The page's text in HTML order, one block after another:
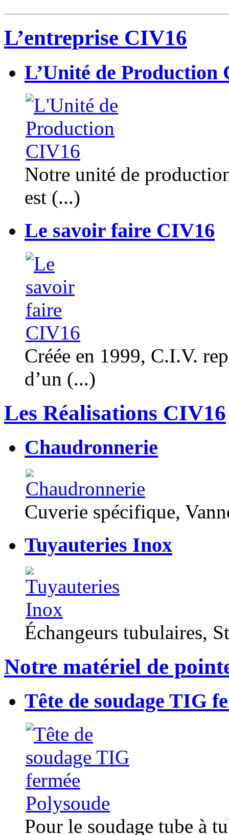
L’entreprise CIV16
L’Unité de Production
Notre unité de
est (...)
Le savoir faire CIV16
Créée en 1999, C.I.V.
d’un (...)
Les Réalisations CIV16
Chaudronnerie
Cuverie spécifique,
Tuyauteries Inox
Échangeurs tubulaires,
Notre matériel de
Tête de soudage TIG
Pour le soudage tube à